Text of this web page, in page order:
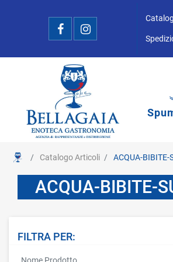
Catalogo Articoli ACQUA-BIBITE-
ACQUA-BIBITE-
FILTRA PER:
La modifica di un filtro aggiorna